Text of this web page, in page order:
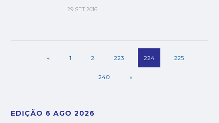
Portugal que lhe está intrinsecamente
29 SET 2016
« 1 2 223 224 225
240 »
EDIÇÃO 6 AGO 2026